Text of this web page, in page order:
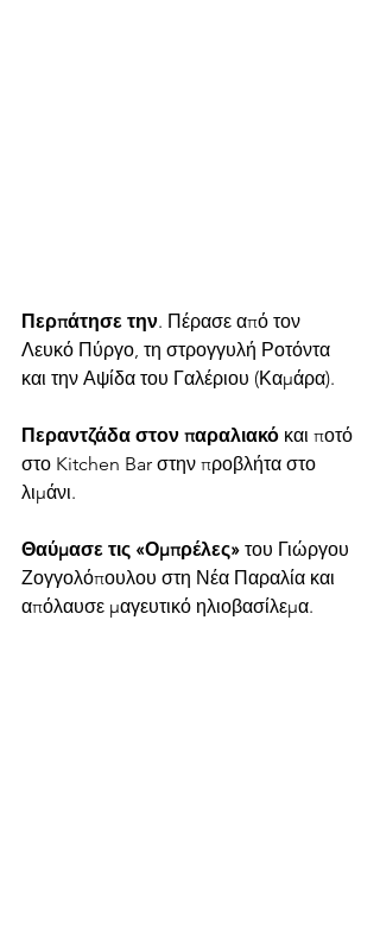
Περπάτησε την. Πέρασε από τον
Λευκό Πύργο, τη στρογγυλή Ροτόντα
και την Αψίδα του Γαλέριου (Καμάρα).
Περαντζάδα στον παραλιακό και ποτό
στο Kitchen Bar στην προβλήτα στο
λιμάνι.
Θαύμασε τις «Ομπρέλες» του Γιώργου
Ζογγολόπουλου στη Νέα Παραλία και
απόλαυσε μαγευτικό ηλιοβασίλεμα.